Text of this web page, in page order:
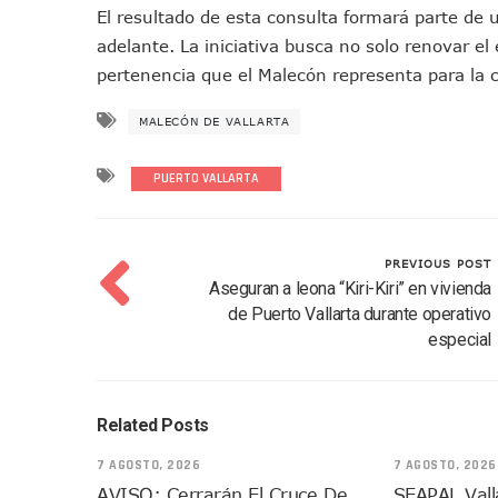
Oleaje Y Riesgo Por
“Kato” Supera El Abandono
México Necesitaba 600 Mil
Caída De “El Mencho”
Mercado Vallarta Incluye
Morenistas Imparten Taller
Bruno Blancas Reúne A
El resultado de esta consulta formará parte de
adelante. La iniciativa busca no solo renovar
pertenencia que el Malecón representa para la
MALECÓN DE VALLARTA
PUERTO VALLARTA
PREVIOUS POST
Aseguran a leona “Kiri-Kiri” en vivienda
de Puerto Vallarta durante operativo
especial
Related Posts
7 AGOSTO, 2026 7 AGOSTO, 2026